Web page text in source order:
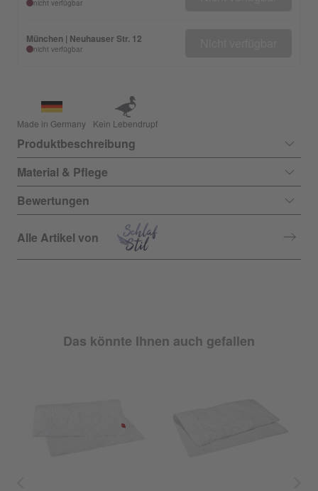
nicht verfügbar
München | Neuhauser Str. 12
nicht verfügbar
Made in Germany Kein Lebendrupf
Produktbeschreibung
Material & Pflege
Bewertungen
Alle Artikel von
Das könnte Ihnen auch gefallen